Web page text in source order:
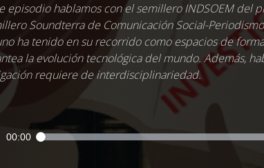
episodio hablamos con el semillero INDSOEM del
Soundterra de Comunicación Social-
ha tenido en su recorrido como espacios de
la evolución tecnológica del mundo. Además,
requiere de interdisciplinariedad.
00:00